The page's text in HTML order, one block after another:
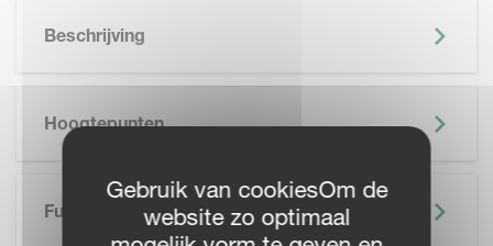
Beschrijving
Hoogtepunten
Functionaliteiten
Gebruik van cookiesOm de
website zo optimaal